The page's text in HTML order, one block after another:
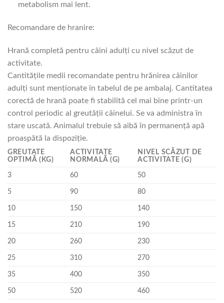
metabolism mai lent.
Recomandare de hranire:
Hrană completă pentru câini adulți cu nivel scăzut de
activitate.
Cantitățile medii recomandate pentru hrănirea câinilor
adulți sunt menționate în tabelul de pe ambalaj. Cantitatea
corectă de hrană poate fi stabilită cel mai bine printr-un
control periodic al greutății câinelui. Se va administra în
stare uscată. Animalul trebuie să aibă în permanență apă
proaspătă la dispoziție.
GREUTATE
OPTIMĂ (KG)
ACTIVITATE
NORMALĂ (G)
NIVEL SCĂZUT DE
ACTIVITATE (G)
3 60 50
5 90 80
10 150 140
15 210 190
20 260 230
25 310 270
35 400 350
50 520 460